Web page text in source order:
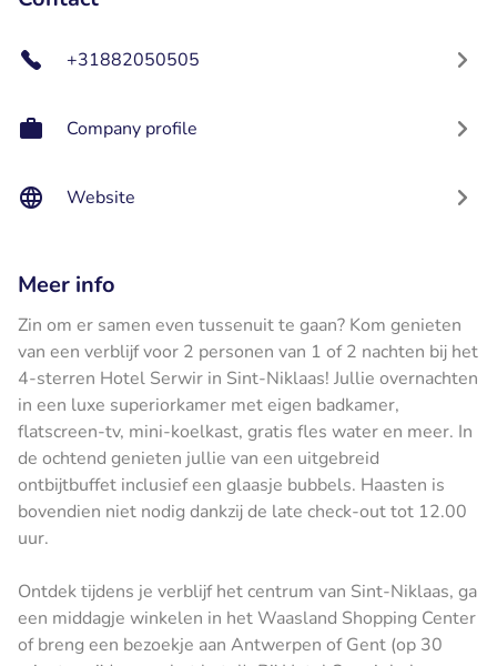
+31882050505
Company profile
Website
Meer info
Zin om er samen even tussenuit te gaan? Kom genieten
van een verblijf voor 2 personen van 1 of 2 nachten bij het
4-sterren Hotel Serwir in Sint-Niklaas! Jullie overnachten
in een luxe superiorkamer met eigen badkamer,
flatscreen-tv, mini-koelkast, gratis fles water en meer. In
de ochtend genieten jullie van een uitgebreid
ontbijtbuffet inclusief een glaasje bubbels. Haasten is
bovendien niet nodig dankzij de late check-out tot 12.00
uur.
Ontdek tijdens je verblijf het centrum van Sint-Niklaas, ga
een middagje winkelen in het Waasland Shopping Center
of breng een bezoekje aan Antwerpen of Gent (op 30